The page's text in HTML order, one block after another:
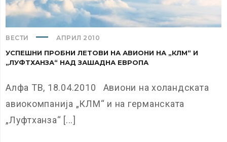
ВЕСТИ АПРИЛ 2010
УСПЕШНИ ПРОБНИ ЛЕТОВИ НА АВИОНИ НА „КЛМ“ И
„ЛУФТХАНЗА“ НАД ЗАШАДНА ЕВРОПА
Алфа ТВ, 18.04.2010 Авиони на холандската
авиокомпанија „КЛМ“ и на германската
„Луфтханза“ [...]